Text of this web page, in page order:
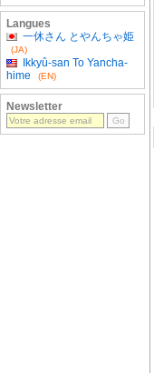
Langues
一休さん とやんちゃ姫
(JA)
Ikkyû-san To Yancha-
hime
(EN)
Newsletter